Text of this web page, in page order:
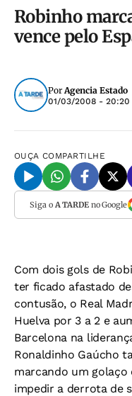
Robinho
vence pelo
PorAgencia Estado
01/03/2008 - 20:20
OUÇA COMPARTILHE
Siga o A TARDEno Google
Com dois gols de
ter ficado afastado
contusão, o Real
Huelva por 3 a 2 e
Barcelona na
Ronaldinho Gaúcho
marcando um golaço
impedir a derrota de